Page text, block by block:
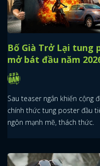
Bố Già Trở Lại tung
mở bát đầu năm
Sau teaser ngắn khiến cộng
chính thức tung poster đầu
ngôn mạnh mẽ, thách thức.